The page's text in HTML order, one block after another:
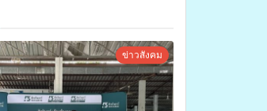
ข่าวสังคม